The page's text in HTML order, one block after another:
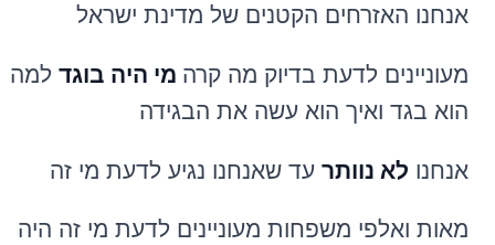
אנחנו האזרחים הקטנים של מדינת ישראל
מעוניינים לדעת בדיוק מה קרה מי היה בוגד למה
הוא בגד ואיך הוא עשה את הבגידה
אנחנו לא נוותר עד שאנחנו נגיע לדעת מי זה
מאות ואלפי משפחות מעוניינים לדעת מי זה היה